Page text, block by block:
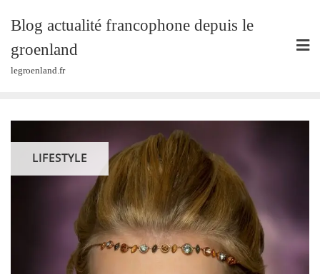
content
Blog actualité francophone depuis le
groenland
legroenland.fr
LIFESTYLE